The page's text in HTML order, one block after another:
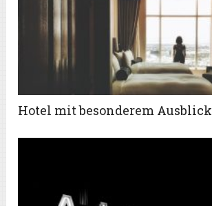
Hotel mit besonderem Ausblick